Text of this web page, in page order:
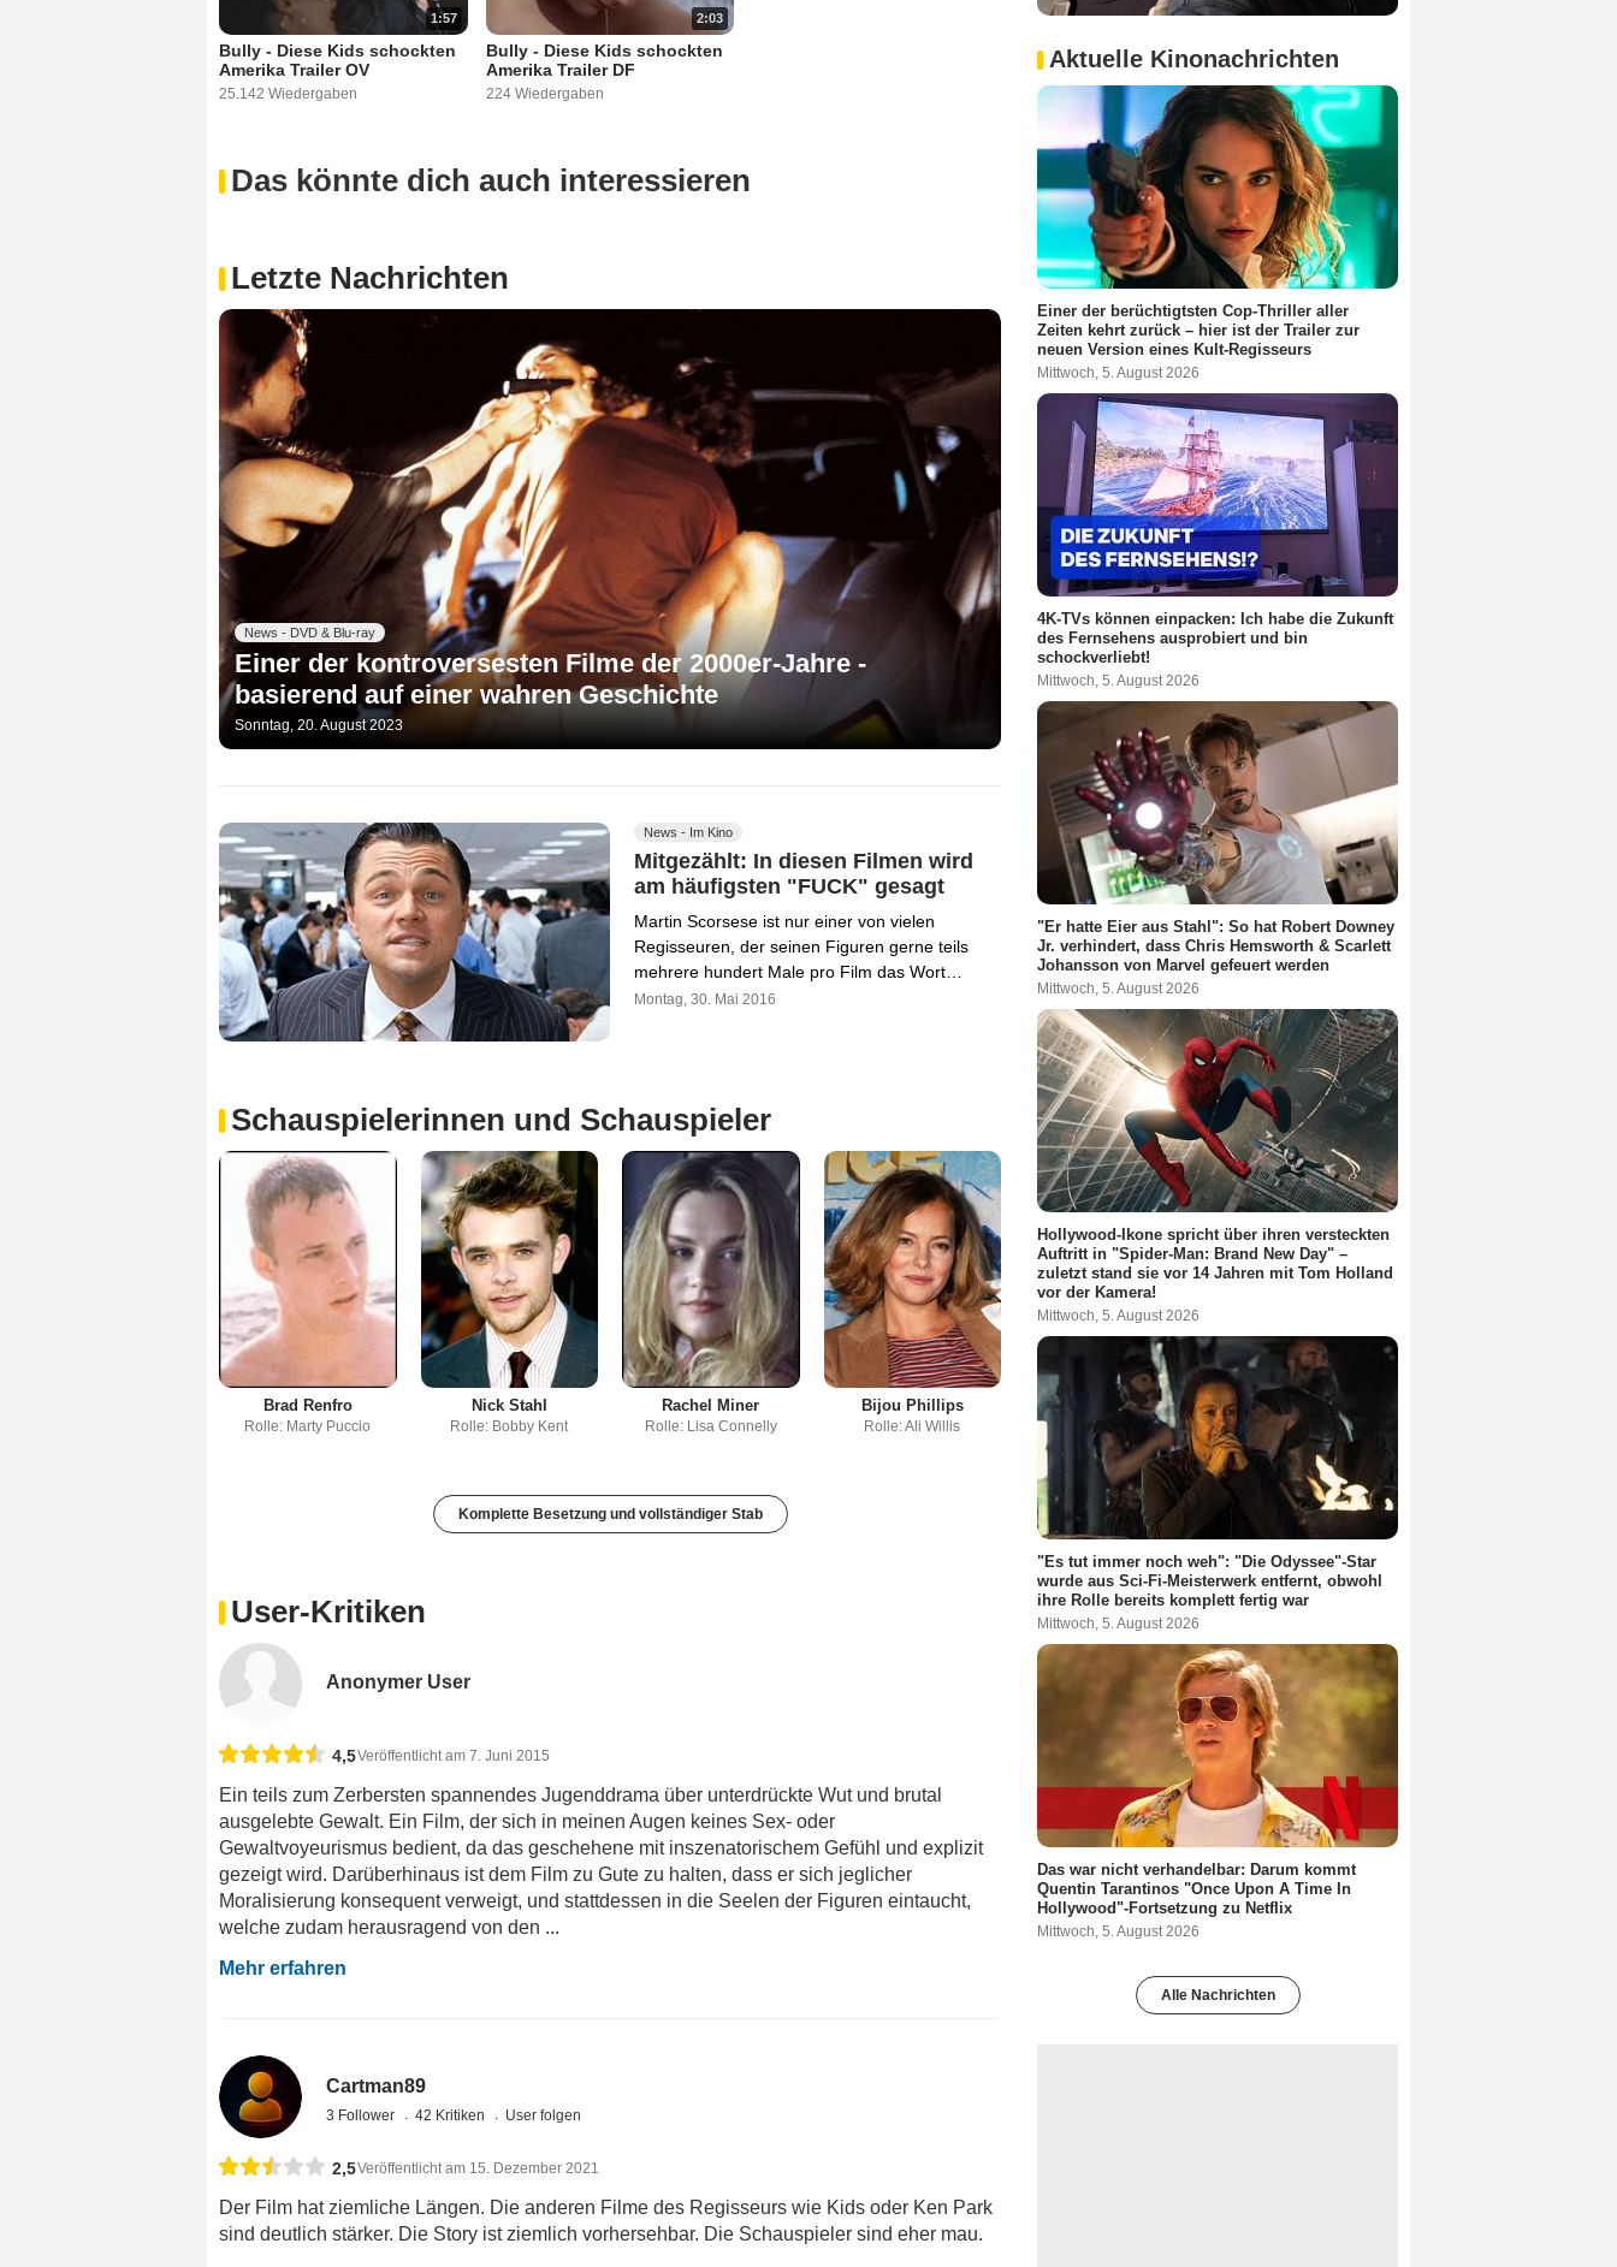
1:57
Bully - Diese Kids schockten
Amerika Trailer OV
25.142 Wiedergaben
2:03
Bully - Diese Kids schockten
Amerika Trailer DF
224 Wiedergaben
Das könnte dich auch interessieren
Letzte Nachrichten
News - DVD & Blu-ray
Einer der kontroversesten Filme der 2000er-Jahre -
basierend auf einer wahren Geschichte
Sonntag, 20. August 2023
News - Im Kino
Mitgezählt: In diesen Filmen wird
am häufigsten "FUCK" gesagt
Martin Scorsese ist nur einer von vielen
Regisseuren, der seinen Figuren gerne teils
mehrere hundert Male pro Film das Wort…
Montag, 30. Mai 2016
Schauspielerinnen und Schauspieler
Brad Renfro
Rolle: Marty Puccio
Nick Stahl
Rolle: Bobby Kent
Rachel Miner
Rolle: Lisa Connelly
Bijou Phillips
Rolle: Ali Willis
Komplette Besetzung und vollständiger Stab
User-Kritiken
Anonymer User
4,5Veröffentlicht am 7. Juni 2015
Ein teils zum Zerbersten spannendes Jugenddrama über unterdrückte Wut und brutal
ausgelebte Gewalt. Ein Film, der sich in meinen Augen keines Sex- oder
Gewaltvoyeurismus bedient, da das geschehene mit inszenatorischem Gefühl und explizit
gezeigt wird. Darüberhinaus ist dem Film zu Gute zu halten, dass er sich jeglicher
Moralisierung konsequent verweigt, und stattdessen in die Seelen der Figuren eintaucht,
welche zudam herausragend von den ...
Mehr erfahren
Cartman89
3 Follower 42 Kritiken User folgen
2,5Veröffentlicht am 15. Dezember 2021
Der Film hat ziemliche Längen. Die anderen Filme des Regisseurs wie Kids oder Ken Park
sind deutlich stärker. Die Story ist ziemlich vorhersehbar. Die Schauspieler sind eher mau.
Aktuelle Kinonachrichten
Einer der berüchtigtsten Cop-Thriller aller
Zeiten kehrt zurück – hier ist der Trailer zur
neuen Version eines Kult-Regisseurs
Mittwoch, 5. August 2026
4K-TVs können einpacken: Ich habe die Zukunft
des Fernsehens ausprobiert und bin
schockverliebt!
Mittwoch, 5. August 2026
"Er hatte Eier aus Stahl": So hat Robert Downey
Jr. verhindert, dass Chris Hemsworth & Scarlett
Johansson von Marvel gefeuert werden
Mittwoch, 5. August 2026
Hollywood-Ikone spricht über ihren versteckten
Auftritt in "Spider-Man: Brand New Day" –
zuletzt stand sie vor 14 Jahren mit Tom Holland
vor der Kamera!
Mittwoch, 5. August 2026
"Es tut immer noch weh": "Die Odyssee"-Star
wurde aus Sci-Fi-Meisterwerk entfernt, obwohl
ihre Rolle bereits komplett fertig war
Mittwoch, 5. August 2026
Das war nicht verhandelbar: Darum kommt
Quentin Tarantinos "Once Upon A Time In
Hollywood"-Fortsetzung zu Netflix
Mittwoch, 5. August 2026
Alle Nachrichten